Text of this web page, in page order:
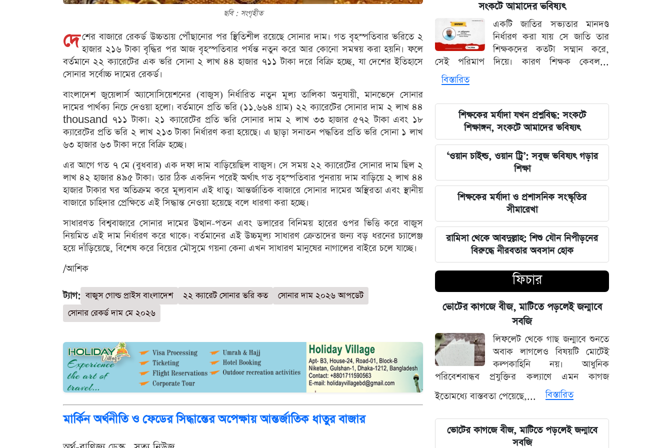
ছবি : সংগৃহীত
দে শের বাজারে রেকর্ড উচ্চতায় পৌঁছানোর পর স্থিতিশীল রয়েছে সোনার দাম। গত বৃহস্পতিবার ভরিতে ২
হাজার ২১৬ টাকা বৃদ্ধির পর আজ বৃহস্পতিবার পর্যন্ত নতুন করে আর কোনো সমন্বয় করা হয়নি। ফলে
বর্তমানে ২২ ক্যারেটের এক ভরি সোনা ২ লাখ ৪৪ হাজার ৭১১ টাকা দরে বিক্রি হচ্ছে, যা দেশের ইতিহাসে
সোনার সর্বোচ্চ দামের রেকর্ড।
বাংলাদেশ জুয়েলার্স অ্যাসোসিয়েশনের (বাজুস) নির্ধারিত নতুন মূল্য তালিকা অনুযায়ী, মানভেদে সোনার
দামের পার্থক্য নিচে দেওয়া হলো। বর্তমানে প্রতি ভরি (১১.৬৬৪ গ্রাম) ২২ ক্যারেটের সোনার দাম ২ লাখ ৪৪
thousand ৭১১ টাকা। ২১ ক্যারেটের প্রতি ভরি সোনার দাম ২ লাখ ৩৩ হাজার ৫৭২ টাকা এবং ১৮
ক্যারেটের প্রতি ভরি ২ লাখ ২১৩ টাকা নির্ধারণ করা হয়েছে। এ ছাড়া সনাতন পদ্ধতির প্রতি ভরি সোনা ১ লাখ
৬৩ হাজার ৬৩ টাকা দরে বিক্রি হচ্ছে।
এর আগে গত ৭ মে (বুধবার) এক দফা দাম বাড়িয়েছিল বাজুস। সে সময় ২২ ক্যারেটের সোনার দাম ছিল ২
লাখ ৪২ হাজার ৪৯৫ টাকা। তার ঠিক একদিন পরেই অর্থাৎ গত বৃহস্পতিবার পুনরায় দাম বাড়িয়ে ২ লাখ ৪৪
হাজার টাকার ঘর অতিক্রম করে মূল্যবান এই ধাতু। আন্তর্জাতিক বাজারে সোনার দামের অস্থিরতা এবং স্থানীয়
বাজারে চাহিদার প্রেক্ষিতে এই সিদ্ধান্ত নেওয়া হয়েছে বলে ধারণা করা হচ্ছে।
সাধারণত বিশ্ববাজারে সোনার দামের উত্থান-পতন এবং ডলারের বিনিময় হারের ওপর ভিত্তি করে বাজুস
নিয়মিত এই দাম নির্ধারণ করে থাকে। বর্তমানের এই উচ্চমূল্য সাধারণ ক্রেতাদের জন্য বড় ধরনের চ্যালেঞ্জ
হয়ে দাঁড়িয়েছে, বিশেষ করে বিয়ের মৌসুমে গয়না কেনা এখন সাধারণ মানুষের নাগালের বাইরে চলে যাচ্ছে।
/আশিক
ট্যাগ: বাজুস গোল্ড প্রাইস বাংলাদেশ ২২ ক্যারেট সোনার ভরি কত
সোনার দাম ২০২৬ আপডেট
সোনার রেকর্ড দাম মে ২০২৬
মার্কিন অর্থনীতি ও ফেডের সিদ্ধান্তের অপেক্ষায় আন্তর্জাতিক ধাতুর বাজার
লঙ্কা প্রিমিয়ার লিগে ভারতীয় কিংবদন্তির
আগমন, মালিকানায় বড় চমক
জুলাই কার-এ নিয়ে বিভাজন করলে অর্জন
হারিয়ে যাবে: স্বরাষ্ট্রমন্ত্রী
বৃষ্টি নিয়ে সতর্কবার্তা
'মানুষ ভোট দিয়ে এমপি বানিয়েছে,
বিএনপিকে সত্য মেনে নিতে হবে': রুমিন
ফারহানা
৫ আগস্টের ভরদুপুরে দেশত্যাগ: গণভবন
থেকে ভারতের ফ্লাইট পর্যন্ত যা ঘটেছিল
ভারতপ্রেমী হলে দাগি আসামির অপরাধও
চোখ এড়িয়ে যায় দিল্লির: রুহুল কবির
রিজভী
বাংলাদেশ আর কোনো দেশের 'ক্লায়েন্ট স্টেট'
থাকবে না: পররাষ্ট্রমন্ত্রী ড. খলিলুর রহমান
এক ক্লিকেই ফোন-ল্যাপটপের নিয়ন্ত্রণ নিচ্ছে
হ্যাকাররা, পপ-আপ আপডেট নিয়ে কড়া
হুঁশিয়ারি
চাঁদের পৃষ্ঠে ফ্যালকন-৯ রকেটের
অনাকাঙ্ক্ষিত আঘাত
হতে পারে না: ভারপ্রাপ্ত রাষ্ট্রপতি হাফিজ
উদ্দিন
সংকটে আমাদের ভবিষ্যৎ
একটি জাতির সভ্যতার মানদণ্ড
নির্ধারণ করা যায় সে জাতি তার
শিক্ষকদের কতটা সম্মান করে,
সেই পরিমাপ দিয়ে। কারণ শিক্ষক কেবল...
বিস্তারিত
শিক্ষকের মর্যাদা যখন প্রশ্নবিদ্ধ: সংকটে
শিক্ষাঙ্গন, সংকটে আমাদের ভবিষ্যৎ
‘ওয়ান চাইল্ড, ওয়ান ট্রি’: সবুজ ভবিষ্যৎ গড়ার
শিক্ষা
শিক্ষকের মর্যাদা ও প্রশাসনিক সংস্কৃতির
সীমারেখা
রামিসা থেকে আবদুল্লাহ: শিশু যৌন নিপীড়নের
বিরুদ্ধে নীরবতার অবসান হোক
ফিচার
ভোটের কাগজে বীজ, মাটিতে পড়লেই জন্মাবে
সবজি
লিফলেট থেকে গাছ জন্মাবে শুনতে
অবাক লাগলেও বিষয়টি মোটেই
কল্পকাহিনি নয়। আধুনিক
পরিবেশবান্ধব প্রযুক্তির কল্যাণে এমন কাগজ
ইতোমধ্যে বাস্তবতা পেয়েছে,...
বিস্তারিত
ভোটের কাগজে বীজ, মাটিতে পড়লেই জন্মাবে
সবজি